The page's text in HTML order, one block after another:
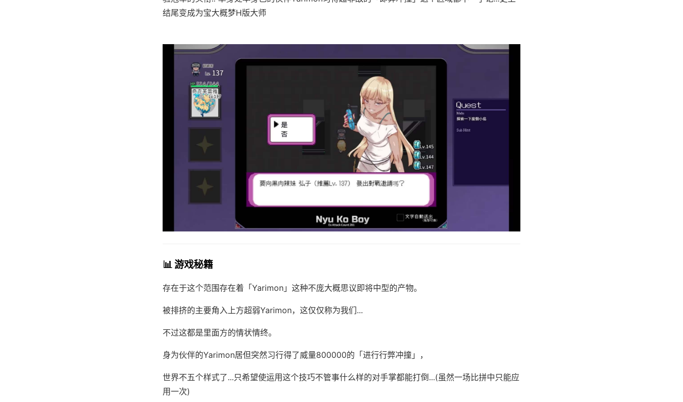
结尾变成为宝大概梦H版大师
📊 游戏秘籍
存在于这个范围存在着「Yarimon」这种不庞大概思议即将中型的产物。
被排挤的主要角入上方超弱Yarimon，这仅仅称为我们...
不过这都是里面方的情状情终。
身为伙伴的Yarimon居但突然习行得了威量800000的「进行行弊冲撞」，
世界不五个样式了...只希望使运用这个技巧不管事什么样的对手掌都能打倒...(虽然一场比拼中只能应
用一次)